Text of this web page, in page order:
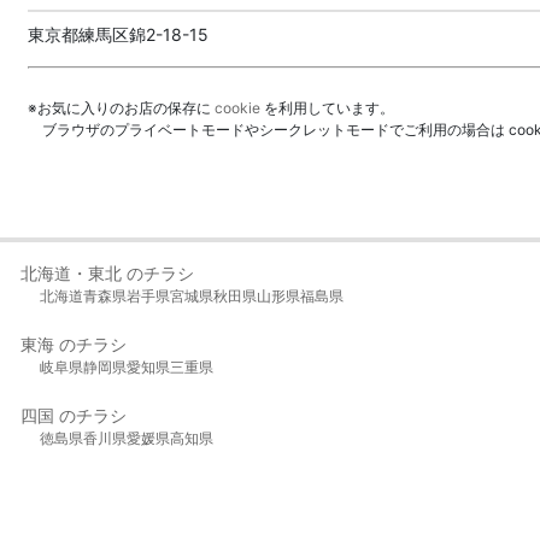
東京都練馬区錦2-18-15
※お気に入りのお店の保存に cookie を利用しています。
ブラウザのプライベートモードやシークレットモードでご利用の場合は
北海道・東北 のチラシ
北海道青森県岩手県宮城県秋田県山形県福島県
東海 のチラシ
岐阜県静岡県愛知県三重県
四国 のチラシ
徳島県香川県愛媛県高知県